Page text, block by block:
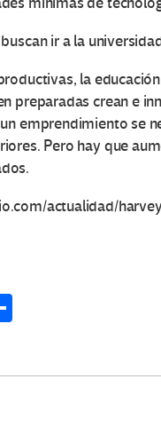
ir a la
la
preparadas crean e
emprendimiento se
Pero hay que
actualidad/